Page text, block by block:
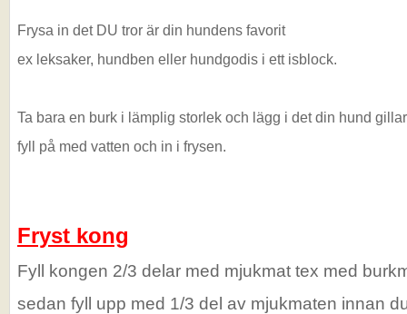
Frysa in det DU tror är din hundens favorit
ex leksaker, hundben eller hundgodis i ett isblock.
Ta bara en burk i lämplig storlek och lägg i det din hund
fyll på med vatten och in i frysen.
Fryst kong
Fyll kongen 2/3 delar med mjukmat tex med
sedan fyll upp med 1/3 del av mjukmaten innan